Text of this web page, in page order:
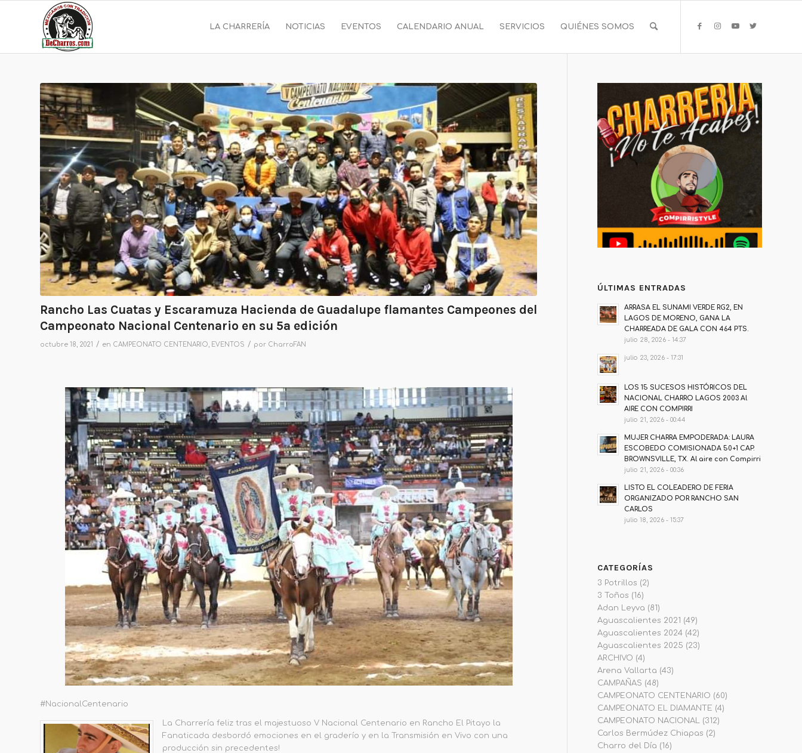
LA CHARRERÍA NOTICIAS EVENTOS CALENDARIO ANUAL SERVICIOS QUIÉNES SOMOS
Rancho Las Cuatas y Escaramuza Hacienda de Guadalupe flamantes Campeones del
Campeonato Nacional Centenario en su 5a edición
octubre 18, 2021 / en CAMPEONATO CENTENARIO EVENTOS / por CharroFAN
#NacionalCentenario
La Charrería feliz tras el majestuoso V Nacional Centenario en Rancho El Pitayo la
Fanaticada desbordó emociones en el graderío y en la Transmisión en Vivo con una
producción sin precedentes!
ÚLTIMAS ENTRADAS
ARRASA EL SUNAMI VERDE RG2, EN
LAGOS DE MORENO, GANA LA
CHARREADA DE GALA CON 464 PTS.
julio 28, 2026 - 14:37
julio 23, 2026 - 17:31
LOS 15 SUCESOS HISTÓRICOS DEL
NACIONAL CHARRO LAGOS 2003 Al
AIRE CON COMPIRRI
julio 21, 2026 - 00:44
MUJER CHARRA EMPODERADA: LAURA
ESCOBEDO COMISIONADA 50+1 CAP.
BROWNSVILLE, TX. Al aire con Compirri
julio 21, 2026 - 00:36
LISTO EL COLEADERO DE FERIA
ORGANIZADO POR RANCHO SAN
CARLOS
julio 18, 2026 - 15:37
CATEGORÍAS
3 Potrillos (2)
3 Toños (16)
Adan Leyva (81)
Aguascalientes 2021 (49)
Aguascalientes 2024 (42)
Aguascalientes 2025 (23)
ARCHIVO (4)
Arena Vallarta (43)
CAMPAÑAS (48)
CAMPEONATO CENTENARIO (60)
CAMPEONATO EL DIAMANTE (4)
CAMPEONATO NACIONAL
(312)
Carlos Bermúdez Chiapas (2)
Charro del Día (16)